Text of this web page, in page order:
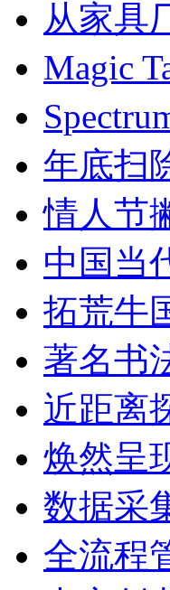
从家具
Magic
年底扫
情人节
中国当
拓荒牛
著名书
近距离
焕然呈
数据采
全流程